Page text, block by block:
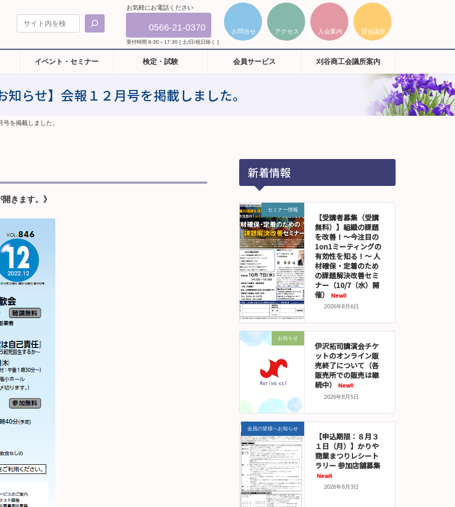
お気軽にお電話ください
0566-21-0370
受付時間 8:30～17:30 [ 土/日/祝日除く ]
イベント・セミナー 検定・試験 会員サービス 刈谷商工会議所案内
知らせ】会報１２月号を掲載しました。
号を掲載しました。
きます。》
新着情報
セミナー情報
【受講者募集（受講
無料）】組織の課題
を改善！～今注目の
1on1ミーティングの
有効性を知る！～ 人
材確保・定着のため
の課題解決改善セミ
ナー（10/7（水）開
催）
New!!
2026年8月6日
お知らせ
伊沢拓司講演会チケ
ットのオンライン販
売終了について（各
販売所での販売は継
続中）
New!!
2026年8月5日
会員の皆様へお知らせ
【申込期限：８月３
１日（月）】かりや
商業まつりレシート
ラリー 参加店舗募集
New!!
2026年8月3日